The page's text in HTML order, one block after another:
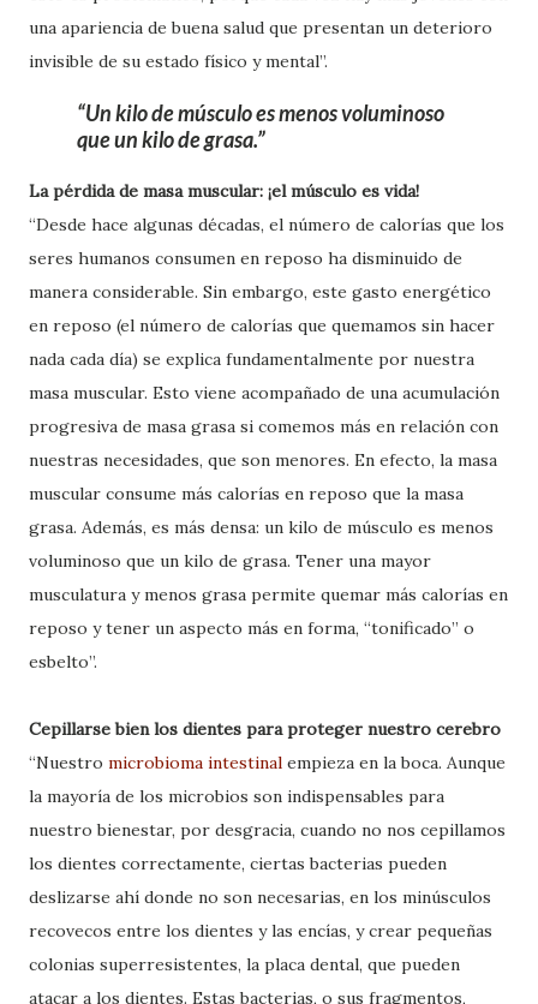
una apariencia de buena salud que presentan un deterioro
invisible de su estado físico y mental”.
Un kilo de músculo es menos voluminoso
que un kilo de grasa.
La pérdida de masa muscular: ¡el músculo es vida!
“Desde hace algunas décadas, el número de calorías que los
seres humanos consumen en reposo ha disminuido de
manera considerable. Sin embargo, este gasto energético
en reposo (el número de calorías que quemamos sin hacer
nada cada día) se explica fundamentalmente por nuestra
masa muscular. Esto viene acompañado de una acumulación
progresiva de masa grasa si comemos más en relación con
nuestras necesidades, que son menores. En efecto, la masa
muscular consume más calorías en reposo que la masa
grasa. Además, es más densa: un kilo de músculo es menos
voluminoso que un kilo de grasa. Tener una mayor
musculatura y menos grasa permite quemar más calorías en
reposo y tener un aspecto más en forma, “tonificado” o
esbelto”.
Cepillarse bien los dientes para proteger nuestro cerebro
“Nuestro microbioma intestinal empieza en la boca. Aunque
la mayoría de los microbios son indispensables para
nuestro bienestar, por desgracia, cuando no nos cepillamos
los dientes correctamente, ciertas bacterias pueden
deslizarse ahí donde no son necesarias, en los minúsculos
recovecos entre los dientes y las encías, y crear pequeñas
colonias superresistentes, la placa dental, que pueden
atacar a los dientes. Estas bacterias, o sus fragmentos,